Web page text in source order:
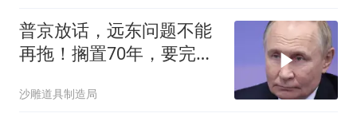
普京放话，远东问题不能
再拖！搁置70年，要完成
沙雕道具制造局